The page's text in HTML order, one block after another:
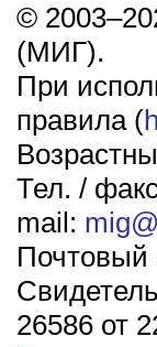
©
(МИГ).
При
правила (
Тел. /
mail:
Почтовый
26586 от